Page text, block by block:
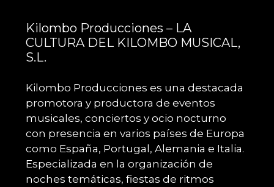
Kilombo Producciones – LA
CULTURA DEL KILOMBO MUSICAL,
S.L.
Kilombo Producciones es una destacada
promotora y productora de eventos
musicales, conciertos y ocio nocturno
con presencia en varios países de Europa
como España, Portugal, Alemania e Italia.
Especializada en la organización de
noches temáticas, fiestas de ritmos